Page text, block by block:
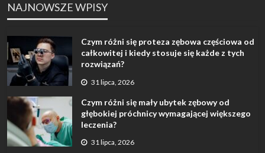
NAJNOWSZE WPISY
Czym różni się proteza zębowa częściowa od
całkowitej i kiedy stosuje się każde z tych
rozwiązań?
31 lipca, 2026
Czym różni się mały ubytek zębowy od
głębokiej próchnicy wymagającej większego
leczenia?
31 lipca, 2026